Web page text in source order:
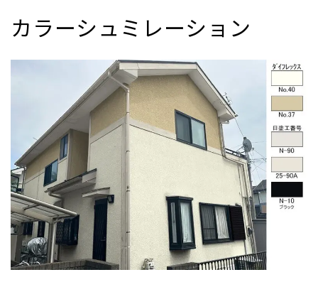
カラーシュミレーション